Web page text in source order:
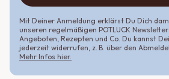
Mit Deiner Anmeldung erklärst Du Dich
unseren regelmäßigen POTLUCK
Angeboten, Rezepten und Co. Du kannst
jederzeit widerrufen, z. B. über den
Mehr Infos hier.